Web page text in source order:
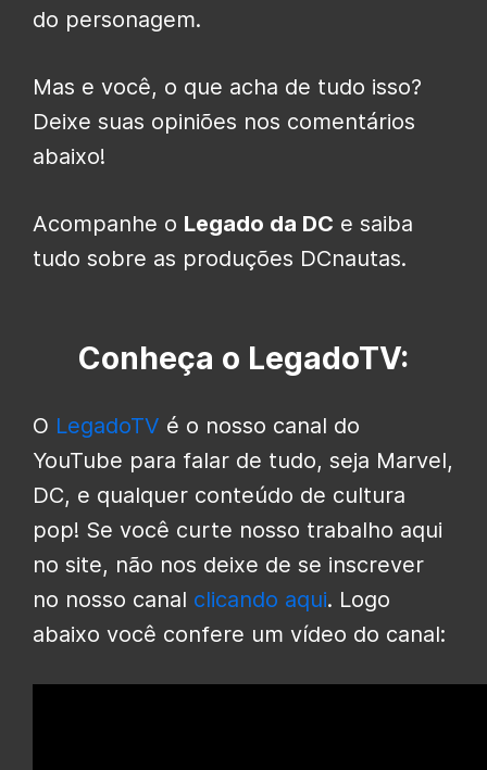
do personagem.
Mas e você, o que acha de tudo isso?
Deixe suas opiniões nos comentários
abaixo!
Acompanhe o Legado da DC e saiba
tudo sobre as produções DCnautas.
Conheça o LegadoTV:
O LegadoTV é o nosso canal do
YouTube para falar de tudo, seja Marvel,
DC, e qualquer conteúdo de cultura
pop! Se você curte nosso trabalho aqui
no site, não nos deixe de se inscrever
no nosso canal clicando aqui. Logo
abaixo você confere um vídeo do canal: